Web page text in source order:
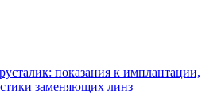
показания к имплантации,
заменяющих линз